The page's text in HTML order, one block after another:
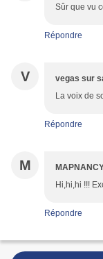
Sûr que vu
Répondre
V vegas sur
La voix de
Répondre
M
Hi,hi,hi !!!
Répondre